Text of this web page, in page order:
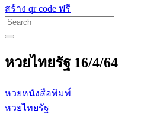
สร้าง qr code ฟรี
หวยไทยรัฐ 16/4/64
หวยหนังสือพิมพ์
หวยไทยรัฐ